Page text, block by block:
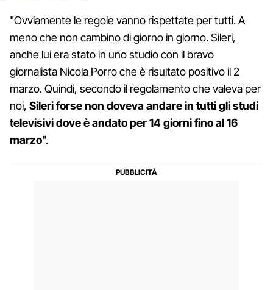
"Ovviamente le regole vanno rispettate per tutti. A
meno che non cambino di giorno in giorno. Sileri,
anche lui era stato in uno studio con il bravo
giornalista Nicola Porro che è risultato positivo il 2
marzo. Quindi, secondo il regolamento che valeva per
noi, Sileri forse non doveva andare in tutti gli studi
televisivi dove è andato per 14 giorni fino al 16
marzo".